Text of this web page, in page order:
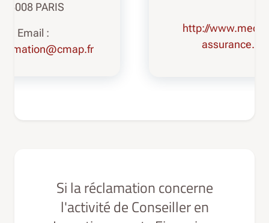
75008 PARIS
Email :
http://
Si la réclamation concerne
l'activité de Conseiller en